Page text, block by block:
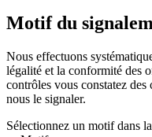
Motif du
Nous effectuons
légalité et la conformité des
contrôles vous constatez
nous le signaler.
Sélectionnez un motif dans